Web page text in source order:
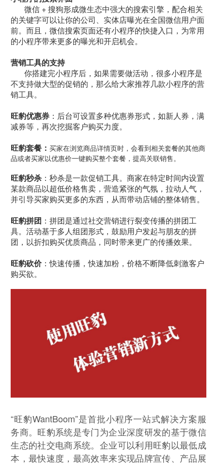
微信 + 搜狗形成微生态中强大的搜索引擎，配合相关
的关键字可以让你的公司、实体店曝光在全国微信用户面
前。而且，微信搜索页面还有小程序的快捷入口，为常用
的小程序带来更多的曝光和开启机会。
营销工具的支持
你搭建完小程序后，如果需要做活动，很多小程序是
不支持做大型的促销的，那么给大家推荐几款小程序的营
销工具。
旺豹优惠券 ：后台可设置多种优惠券形式，如新人券，满
减券等，再次挖掘客户购买力度。
旺豹套餐：买家在浏览商品详情页时，会看到相关套餐的其他商
品或者买家以优惠价一键购买整个套餐，提高关联销售。
旺豹秒杀 ：秒杀是一款促销工具。商家在特定时间内设置
某款商品以超低价格售卖，营造紧张的气氛，拉动人气，
并引导买家购买更多的东西，从而带动店铺的整体销售。
旺豹拼团 ：拼团是通过社交营销进行裂变传播的拼团工
具。活动基于多人组团形式，鼓励用户发起与朋友的拼
团，以折扣购买优质商品，同时带来更广的传播效果。
旺豹砍价：快速传播，快速加粉，价格不断降低刺激客户
购买欲。
“旺豹WantBoom”是首批小程序一站式解决方案服
务商。旺豹系统是专门为企业深度研发的基于微信
生态的社交电商系统。企业可以利用旺豹以最低成
本，最快速度，最高效率来实现品牌宣传、产品展